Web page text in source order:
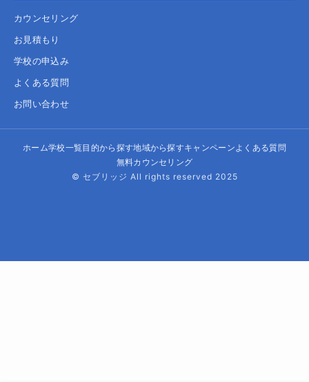
カウンセリング
お見積もり
学校の申込み
よくある質問
お問い合わせ
ホーム学校一覧目的から探す地域から探すキャンペーン よくある質問
無料カウンセリング
© セブリッジ All rights reserved 2025